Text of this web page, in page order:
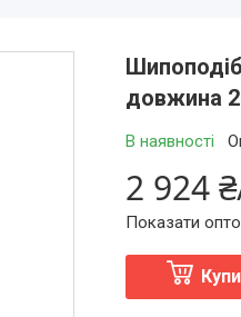
довжина
В наявності
2 924
Показати